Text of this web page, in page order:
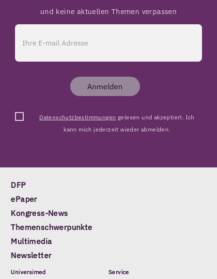
und keine aktuellen Themen verpassen
Anmelden
Datenschutzbestimmungen gelesen und akzeptiert. Ich
kann mich jederzeit wieder abmelden.
DFP
ePaper
Kongress-News
Themenschwerpunkte
Multimedia
Newsletter
Universimed Service